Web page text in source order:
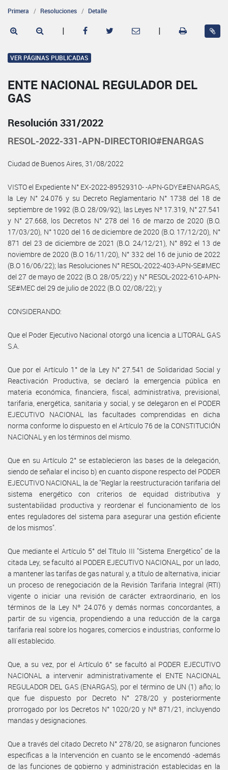
Primera Resoluciones Detalle
| |
VER PÁGINAS PUBLICADAS
ENTE NACIONAL REGULADOR DEL
GAS
Resolución 331/2022
RESOL-2022-331-APN-DIRECTORIO#ENARGAS
Ciudad de Buenos Aires, 31/08/2022
VISTO el Expediente N° EX-2022-89529310- -APN-GDYE#ENARGAS,
la Ley N° 24.076 y su Decreto Reglamentario N° 1738 del 18 de
septiembre de 1992 (B.O. 28/09/92), las Leyes Nº 17.319, N° 27.541
y N° 27.668, los Decretos N° 278 del 16 de marzo de 2020 (B.O.
17/03/20), N° 1020 del 16 de diciembre de 2020 (B.O. 17/12/20), N°
871 del 23 de diciembre de 2021 (B.O. 24/12/21), N° 892 el 13 de
noviembre de 2020 (B.O 16/11/20), N° 332 del 16 de junio de 2022
(B.O 16/06/22); las Resoluciones N° RESOL-2022-403-APN-SE#MEC
del 27 de mayo de 2022 (B.O. 28/05/22) y N° RESOL-2022-610-APN-
SE#MEC del 29 de julio de 2022 (B.O. 02/08/22); y
CONSIDERANDO:
Que el Poder Ejecutivo Nacional otorgó una licencia a LITORAL GAS
S.A.
Que por el Artículo 1° de la Ley N° 27.541 de Solidaridad Social y
Reactivación Productiva, se declaró la emergencia pública en
materia económica, financiera, fiscal, administrativa, previsional,
tarifaria, energética, sanitaria y social, y se delegaron en el PODER
EJECUTIVO NACIONAL las facultades comprendidas en dicha
norma conforme lo dispuesto en el Artículo 76 de la CONSTITUCIÓN
NACIONAL y en los términos del mismo.
Que en su Artículo 2° se establecieron las bases de la delegación,
siendo de señalar el inciso b) en cuanto dispone respecto del PODER
EJECUTIVO NACIONAL, la de "Reglar la reestructuración tarifaria del
sistema energético con criterios de equidad distributiva y
sustentabilidad productiva y reordenar el funcionamiento de los
entes reguladores del sistema para asegurar una gestión eficiente
de los mismos".
Que mediante el Artículo 5° del Título III "Sistema Energético" de la
citada Ley, se facultó al PODER EJECUTIVO NACIONAL, por un lado,
a mantener las tarifas de gas natural y, a título de alternativa, iniciar
un proceso de renegociación de la Revisión Tarifaria Integral (RTI)
vigente o iniciar una revisión de carácter extraordinario, en los
términos de la Ley Nº 24.076 y demás normas concordantes, a
partir de su vigencia, propendiendo a una reducción de la carga
tarifaria real sobre los hogares, comercios e industrias, conforme lo
allí establecido.
Que, a su vez, por el Artículo 6° se facultó al PODER EJECUTIVO
NACIONAL a intervenir administrativamente el ENTE NACIONAL
REGULADOR DEL GAS (ENARGAS), por el término de UN (1) año; lo
que fue dispuesto por Decreto N° 278/20 y posteriormente
prorrogado por los Decretos N° 1020/20 y Nº 871/21, incluyendo
mandas y designaciones.
Que a través del citado Decreto N° 278/20, se asignaron funciones
específicas a la Intervención en cuanto se le encomendó -además
de las funciones de gobierno y administración establecidas en la